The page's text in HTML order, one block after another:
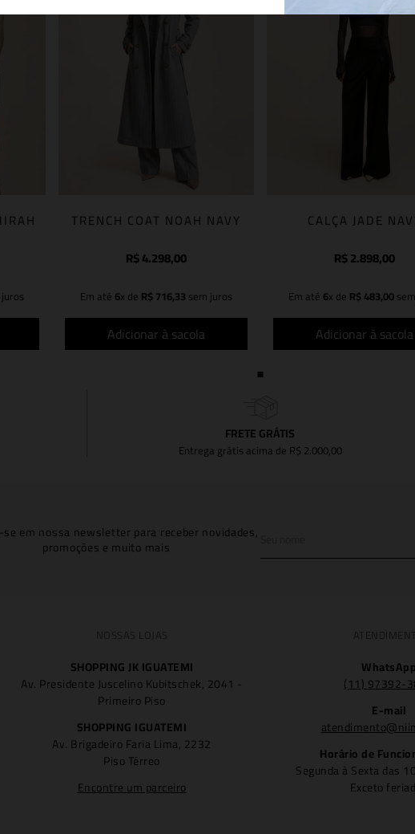
TRENCH COAT NOAH NAVY
R$4.298,00
Em até 6x de R$716,33 sem juros
Adicionar à sacola
CALÇA JADE
R$2.898,00
Em até 6x de R$483,00
Adicionar à sacola
FRETE GRÁTIS
Entrega grátis acima de R$ 2.000,00
em nossa newsletter para receber novidades,
promoções e muito mais
SHOPPING JK IGUATEMI
Av. Presidente Juscelino Kubitschek, 2041 -
Primeiro Piso
SHOPPING IGUATEMI
Av. Brigadeiro Faria Lima, 2232
Piso Térreo
Encontre um parceiro
WhatsApp
(11) 97392-
E-mail
Horário de
Segunda à Sexta das
Exceto